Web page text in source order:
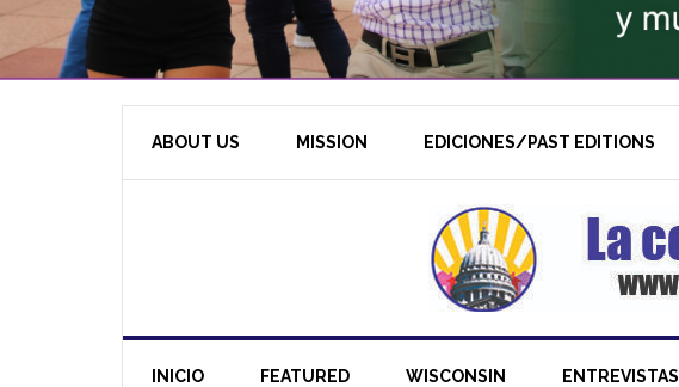
ABOUT US MISSION EDICIONES/PAST EDITIONS
INICIO FEATURED WISCONSIN ENTREVISTAS